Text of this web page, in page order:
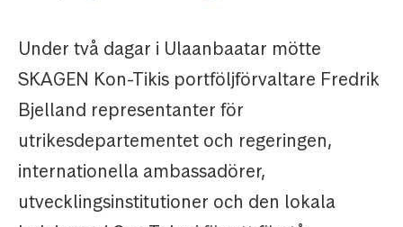
Under två dagar i Ulaanbaatar mötte
SKAGEN Kon-Tikis portföljförvaltare Fredrik
Bjelland representanter för
utrikesdepartementet och regeringen,
internationella ambassadörer,
utvecklingsinstitutioner och den lokala